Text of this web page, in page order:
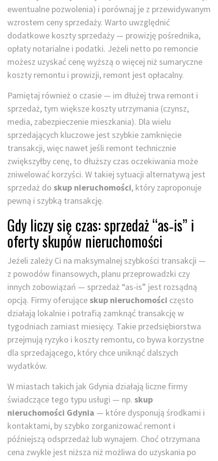
ewentualne pozwolenia) i porównaj je z przewidywanym
wzrostem ceny sprzedaży. Warto uwzględnić
dodatkowe koszty sprzedaży — prowizję pośrednika,
opłaty notarialne i podatki. Jeżeli netto po remoncie
możesz uzyskać cenę wyższą o więcej niż sumaryczne
koszty remontu i prowizji, remont jest opłacalny.
Pamiętaj również o czasie — im dłużej trwa remont i
sprzedaż, tym większe koszty utrzymania (czynsz,
media, zabezpieczenie mieszkania). Dla wielu
sprzedających kluczowe jest szybkie zamknięcie
transakcji, więc nawet jeśli remont technicznie
zwiększyłby cenę, to dłuższy czas oczekiwania może
zniwelować korzyści. W takiej sytuacji alternatywą jest
sprzedaż do skup nieruchomości, który zaproponuje
pewną i szybką transakcję.
Gdy liczy się czas: sprzedaż “as‑is” i
oferty skupów nieruchomości
Jeżeli zależy Ci na maksymalnej szybkości transakcji —
z powodów finansowych, planu przeprowadzki czy
innych zobowiązań — sprzedaż “as-is” jest rozsądną
opcją. Firmy oferujące skup nieruchomości często
działają lokalnie i potrafią zamknąć transakcję w
tygodniach zamiast miesięcy. Takie przedsiębiorstwa
przejmują ryzyko i koszty remontu, co bywa korzystne
dla sprzedającego, który chce uniknąć dalszych
wydatków.
W miastach takich jak Gdynia działają liczne firmy
świadczące tego typu usługi — np. skup
nieruchomości Gdynia — które dysponują środkami i
kontaktami, by szybko zorganizować remont i
późniejszą odsprzedaż lub wynajem. Choć otrzymana
cena zwykle jest niższa niż możliwa do uzyskania po